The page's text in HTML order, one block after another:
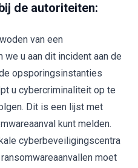
de autoriteiten:
van een
we u aan dit incident aan de
opsporingsinstanties
u cybercriminaliteit op te
Dit is een lijst met
kunt melden.
cyberbeveiligingscentra
moet